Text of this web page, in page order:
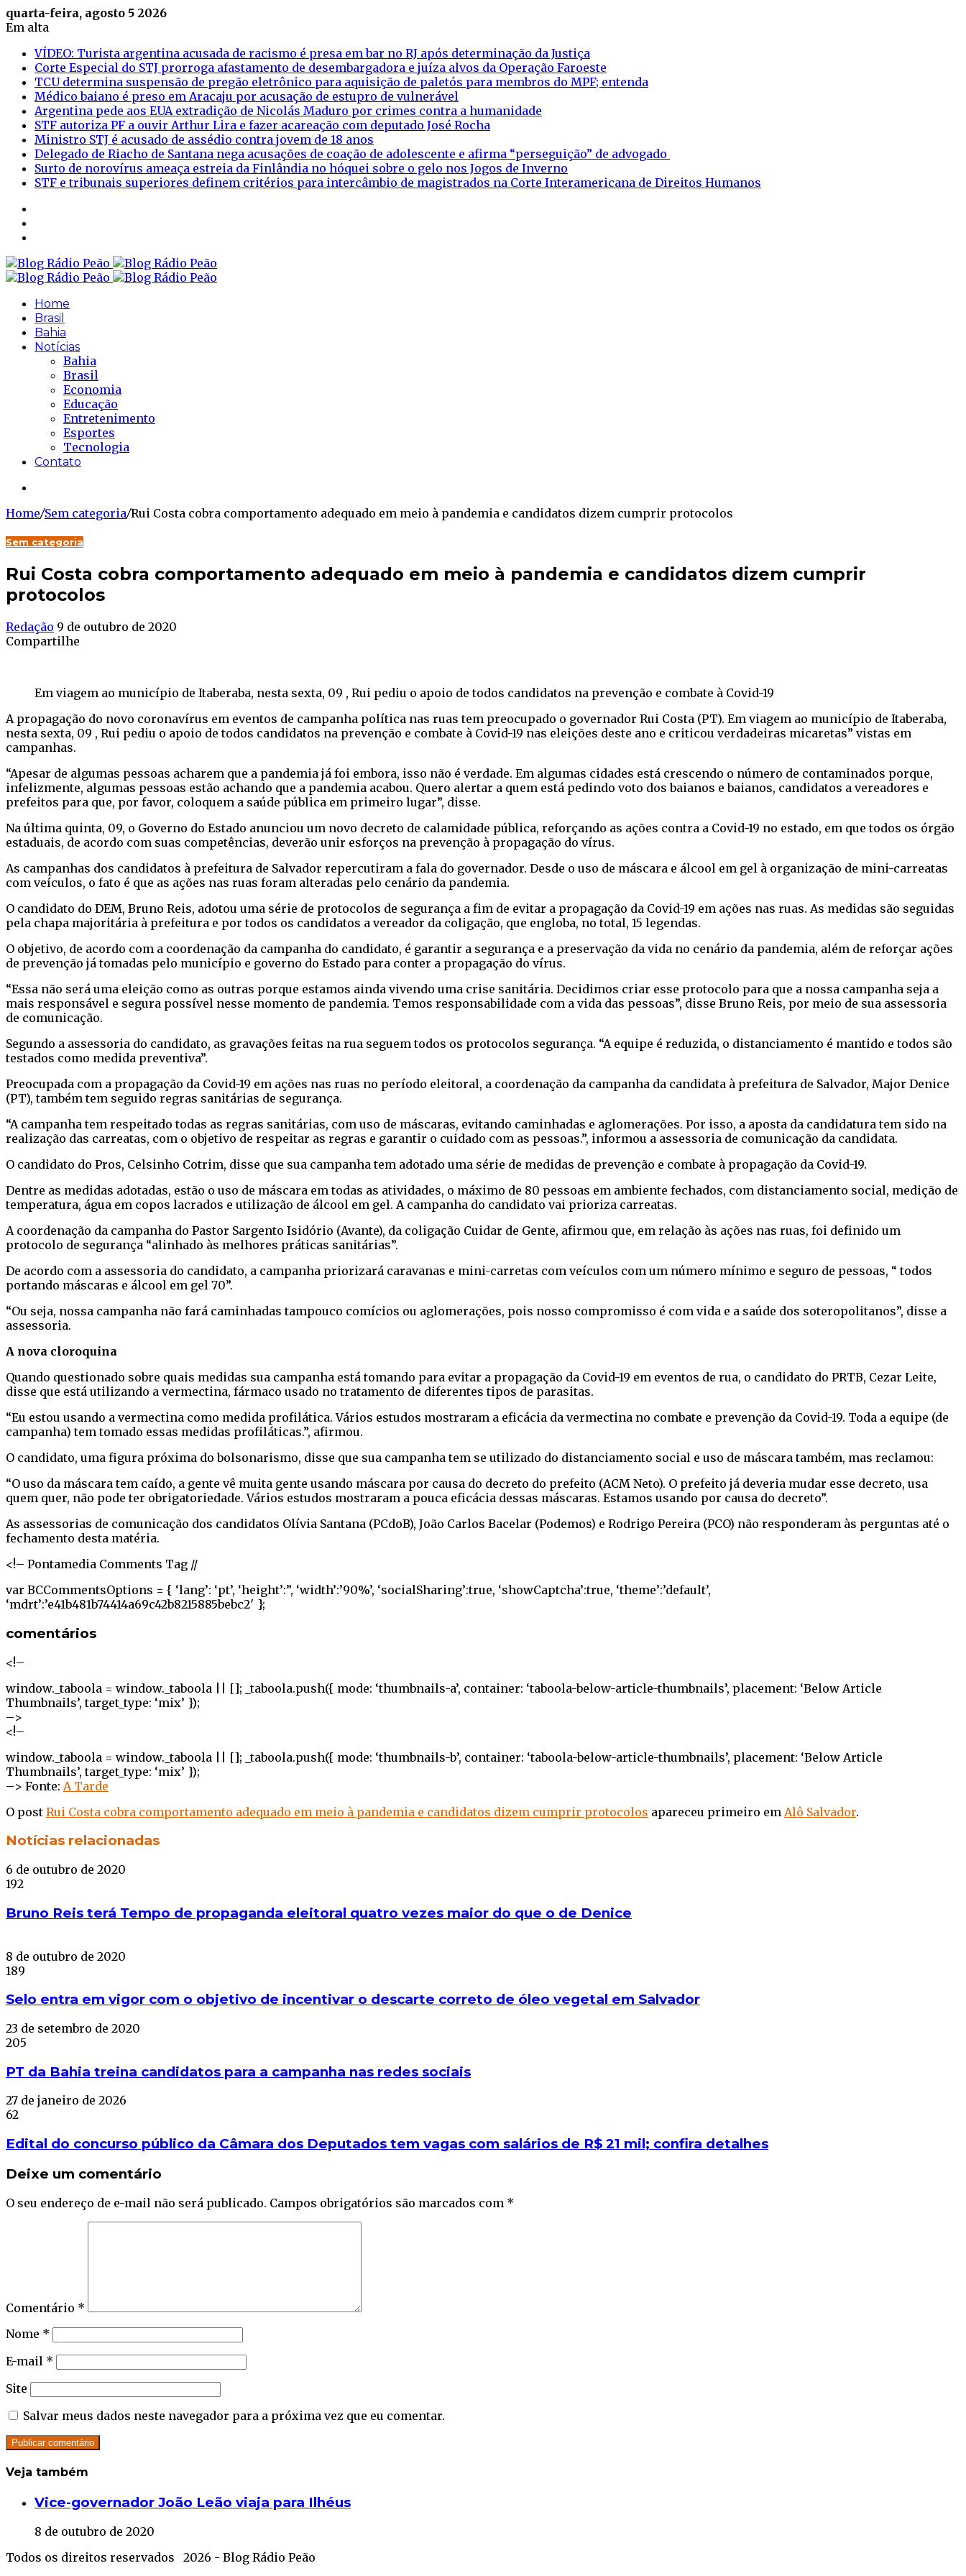
quarta-feira, agosto 5 2026
Em alta
VÍDEO: Turista argentina acusada de racismo é presa em bar no RJ após determinação da Justiça
Corte Especial do STJ prorroga afastamento de desembargadora e juíza alvos da Operação Faroeste
TCU determina suspensão de pregão eletrônico para aquisição de paletós para membros do MPF; entenda
Médico baiano é preso em Aracaju por acusação de estupro de vulnerável
Argentina pede aos EUA extradição de Nicolás Maduro por crimes contra a humanidade
STF autoriza PF a ouvir Arthur Lira e fazer acareação com deputado José Rocha
Ministro STJ é acusado de assédio contra jovem de 18 anos
Delegado de Riacho de Santana nega acusações de coação de adolescente e afirma “perseguição” de advogado
Surto de norovírus ameaça estreia da Finlândia no hóquei sobre o gelo nos Jogos de Inverno
STF e tribunais superiores definem critérios para intercâmbio de magistrados na Corte Interamericana de Direitos Humanos
Home
Brasil
Bahia
Notícias
Bahia
Brasil
Economia
Educação
Entretenimento
Esportes
Tecnologia
Contato
Home/Sem categoria/Rui Costa cobra comportamento adequado em meio à pandemia e candidatos dizem cumprir protocolos
Sem categoria
Rui Costa cobra comportamento adequado em meio à pandemia e candidatos dizem cumprir
protocolos
Redação 9 de outubro de 2020
Compartilhe
Em viagem ao município de Itaberaba, nesta sexta, 09 , Rui pediu o apoio de todos candidatos na prevenção e combate à Covid-19
A propagação do novo coronavírus em eventos de campanha política nas ruas tem preocupado o governador Rui Costa (PT). Em viagem ao município de Itaberaba,
nesta sexta, 09 , Rui pediu o apoio de todos candidatos na prevenção e combate à Covid-19 nas eleições deste ano e criticou verdadeiras micaretas” vistas em
campanhas.
“Apesar de algumas pessoas acharem que a pandemia já foi embora, isso não é verdade. Em algumas cidades está crescendo o número de contaminados porque,
infelizmente, algumas pessoas estão achando que a pandemia acabou. Quero alertar a quem está pedindo voto dos baianos e baianos, candidatos a vereadores e
prefeitos para que, por favor, coloquem a saúde pública em primeiro lugar”, disse.
Na última quinta, 09, o Governo do Estado anunciou um novo decreto de calamidade pública, reforçando as ações contra a Covid-19 no estado, em que todos os órgão
estaduais, de acordo com suas competências, deverão unir esforços na prevenção à propagação do vírus.
As campanhas dos candidatos à prefeitura de Salvador repercutiram a fala do governador. Desde o uso de máscara e álcool em gel à organização de mini-carreatas
com veículos, o fato é que as ações nas ruas foram alteradas pelo cenário da pandemia.
O candidato do DEM, Bruno Reis, adotou uma série de protocolos de segurança a fim de evitar a propagação da Covid-19 em ações nas ruas. As medidas são seguidas
pela chapa majoritária à prefeitura e por todos os candidatos a vereador da coligação, que engloba, no total, 15 legendas.
O objetivo, de acordo com a coordenação da campanha do candidato, é garantir a segurança e a preservação da vida no cenário da pandemia, além de reforçar ações
de prevenção já tomadas pelo município e governo do Estado para conter a propagação do vírus.
“Essa não será uma eleição como as outras porque estamos ainda vivendo uma crise sanitária. Decidimos criar esse protocolo para que a nossa campanha seja a
mais responsável e segura possível nesse momento de pandemia. Temos responsabilidade com a vida das pessoas”, disse Bruno Reis, por meio de sua assessoria
de comunicação.
Segundo a assessoria do candidato, as gravações feitas na rua seguem todos os protocolos segurança. “A equipe é reduzida, o distanciamento é mantido e todos são
testados como medida preventiva”.
Preocupada com a propagação da Covid-19 em ações nas ruas no período eleitoral, a coordenação da campanha da candidata à prefeitura de Salvador, Major Denice
(PT), também tem seguido regras sanitárias de segurança.
“A campanha tem respeitado todas as regras sanitárias, com uso de máscaras, evitando caminhadas e aglomerações. Por isso, a aposta da candidatura tem sido na
realização das carreatas, com o objetivo de respeitar as regras e garantir o cuidado com as pessoas.”, informou a assessoria de comunicação da candidata.
O candidato do Pros, Celsinho Cotrim, disse que sua campanha tem adotado uma série de medidas de prevenção e combate à propagação da Covid-19.
Dentre as medidas adotadas, estão o uso de máscara em todas as atividades, o máximo de 80 pessoas em ambiente fechados, com distanciamento social, medição de
temperatura, água em copos lacrados e utilização de álcool em gel. A campanha do candidato vai prioriza carreatas.
A coordenação da campanha do Pastor Sargento Isidório (Avante), da coligação Cuidar de Gente, afirmou que, em relação às ações nas ruas, foi definido um
protocolo de segurança “alinhado às melhores práticas sanitárias”.
De acordo com a assessoria do candidato, a campanha priorizará caravanas e mini-carretas com veículos com um número mínimo e seguro de pessoas, “ todos
portando máscaras e álcool em gel 70”.
“Ou seja, nossa campanha não fará caminhadas tampouco comícios ou aglomerações, pois nosso compromisso é com vida e a saúde dos soteropolitanos”, disse a
assessoria.
A nova cloroquina
Quando questionado sobre quais medidas sua campanha está tomando para evitar a propagação da Covid-19 em eventos de rua, o candidato do PRTB, Cezar Leite,
disse que está utilizando a vermectina, fármaco usado no tratamento de diferentes tipos de parasitas.
“Eu estou usando a vermectina como medida profilática. Vários estudos mostraram a eficácia da vermectina no combate e prevenção da Covid-19. Toda a equipe (de
campanha) tem tomado essas medidas profiláticas.”, afirmou.
O candidato, uma figura próxima do bolsonarismo, disse que sua campanha tem se utilizado do distanciamento social e uso de máscara também, mas reclamou:
“O uso da máscara tem caído, a gente vê muita gente usando máscara por causa do decreto do prefeito (ACM Neto). O prefeito já deveria mudar esse decreto, usa
quem quer, não pode ter obrigatoriedade. Vários estudos mostraram a pouca eficácia dessas máscaras. Estamos usando por causa do decreto”.
As assessorias de comunicação dos candidatos Olívia Santana (PCdoB), João Carlos Bacelar (Podemos) e Rodrigo Pereira (PCO) não responderam às perguntas até o
fechamento desta matéria.
<!– Pontamedia Comments Tag //
var BCCommentsOptions = { ‘lang’: ‘pt’, ‘height’:”, ‘width’:’90%’, ‘socialSharing’:true, ‘showCaptcha’:true, ‘theme’:’default’,
‘mdrt’:’e41b481b74414a69c42b8215885bebc2′ };
comentários
<!–
window._taboola = window._taboola || []; _taboola.push({ mode: ‘thumbnails-a’, container: ‘taboola-below-article-thumbnails’, placement: ‘Below Article
Thumbnails’, target_type: ‘mix’ });
–>
<!–
window._taboola = window._taboola || []; _taboola.push({ mode: ‘thumbnails-b’, container: ‘taboola-below-article-thumbnails’, placement: ‘Below Article
Thumbnails’, target_type: ‘mix’ });
–> Fonte: A Tarde
O post Rui Costa cobra comportamento adequado em meio à pandemia e candidatos dizem cumprir protocolos apareceu primeiro em Alô Salvador.
Facebook
Twitter
WhatsApp
Telegram
Notícias relacionadas
6 de outubro de 2020
192
Bruno Reis terá Tempo de propaganda eleitoral quatro vezes maior do que o de Denice
8 de outubro de 2020
189
Selo entra em vigor com o objetivo de incentivar o descarte correto de óleo vegetal em Salvador
23 de setembro de 2020
205
PT da Bahia treina candidatos para a campanha nas redes sociais
27 de janeiro de 2026
62
Edital do concurso público da Câmara dos Deputados tem vagas com salários de R$ 21 mil; confira detalhes
Deixe um comentário
O seu endereço de e-mail não será publicado. Campos obrigatórios são marcados com *
Comentário *
Nome *
E-mail *
Site
Salvar meus dados neste navegador para a próxima vez que eu comentar.
Veja também
CloseVice-governador João Leão viaja para Ilhéus
8 de outubro de 2020
Todos os direitos reservados 2026 - Blog Rádio Peão